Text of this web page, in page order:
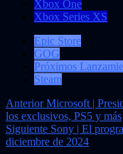
Xbox One
Xbox Series XS
Epic Store
GOG
Próximos
Steam
Navegación
de
entradas
AnteriorMicrosoft |
los exclusivos, PS5 y más
Siguiente Sony | El
diciembre de 2024